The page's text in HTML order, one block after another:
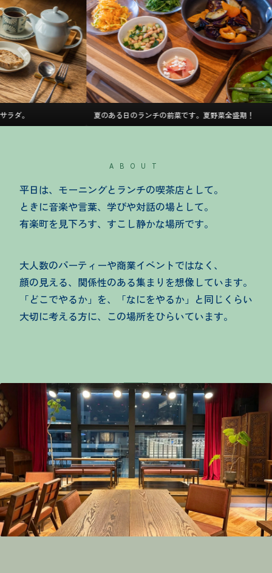
夏のある日のランチの前菜です。夏野菜全盛期！
ABOUT
平日は、モーニングとランチの喫茶店として。
ときに音楽や言葉、学びや対話の場として。
有楽町を見下ろす、すこし静かな場所です。
大人数のパーティーや商業イベントではなく、
顔の見える、関係性のある集まりを想像しています。
「どこでやるか」を、「なにをやるか」と同じくらい
大切に考える方に、この場所をひらいています。